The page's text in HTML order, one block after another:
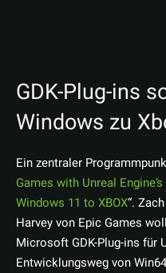
GDK-Plug-ins
Windows zu
Ein zentraler
Games with Unreal
Windows 11 to XBOX“.
Harvey von Epic Games
Microsoft GDK-Plug-ins für
Entwicklungsweg von